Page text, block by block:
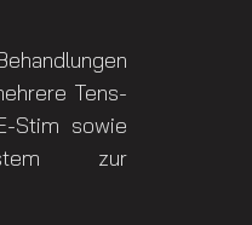
Tens-
Stim sowie
zur